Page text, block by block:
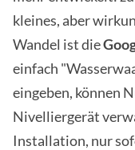
kleines, aber
Wandel ist die
einfach
eingeben, können
Nivelliergerät
Installation, nur